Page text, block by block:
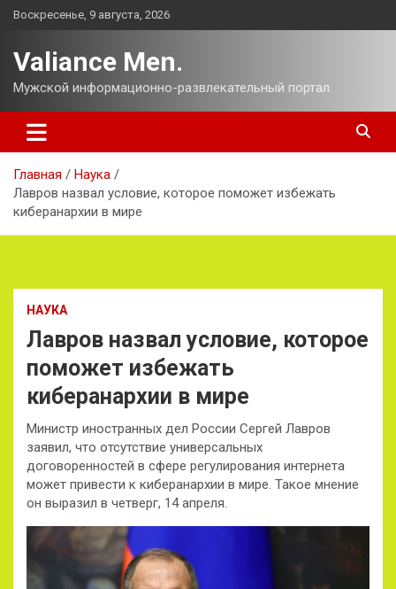
Перейти
Воскресенье, 9 августа, 2026
Valiance Men.
Мужской информационно-развлекательный портал.
Главная
Наука
Лавров назвал условие, которое поможет избежать
киберанархии в мире
НАУКА
Лавров назвал условие, которое
поможет избежать
киберанархии в мире
Министр иностранных дел России Сергей Лавров
заявил, что отсутствие универсальных
договоренностей в сфере регулирования интернета
может привести к киберанархии в мире. Такое мнение
он выразил в четверг, 14 апреля.